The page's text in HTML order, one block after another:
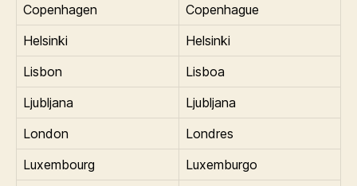
Copenhagen
Copenhague
Helsinki
Helsinki
Lisbon
Lisboa
Ljubljana
Ljubljana
London
Londres
Luxembourg
Luxemburgo